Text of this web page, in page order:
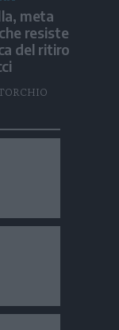
meta
resiste
del ritiro